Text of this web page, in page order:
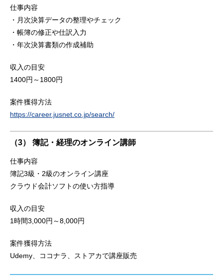
仕事内容
・月次決算データの整理やチェック
・帳簿の修正や仕訳入力
・年次決算書類の作成補助
収入の目安
1400円～1800円
案件獲得方法
https://career.jusnet.co.jp/search/
（3） 簿記・経理のオンライン講師
仕事内容
簿記3級・2級のオンライン講座
クラウド会計ソフトの使い方指導
収入の目安
1時間3,000円～8,000円
案件獲得方法
Udemy、ココナラ、ストアカで講座販売